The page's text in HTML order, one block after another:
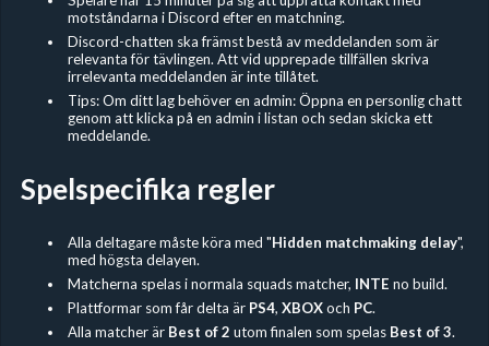
motståndarna i Discord efter en matchning.
Discord-chatten ska främst bestå av meddelanden som är
relevanta för tävlingen. Att vid upprepade tillfällen skriva
irrelevanta meddelanden är inte tillåtet.
Tips: Om ditt lag behöver en admin: Öppna en personlig chatt
genom att klicka på en admin i listan och sedan skicka ett
meddelande.
Spelspecifika regler
Alla deltagare måste köra med "Hidden matchmaking delay",
med högsta delayen.
Matcherna spelas i normala squads matcher, INTE no build.
Plattformar som får delta är PS4, XBOXoch PC.
Alla matcher är Best of 2 utom finalen som spelas Best of 3.